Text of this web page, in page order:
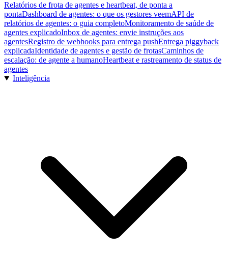
Relatórios de frota de agentes e heartbeat, de ponta a
pontaDashboard de agentes: o que os gestores veemAPI de
relatórios de agentes: o guia completoMonitoramento de saúde de
agentes explicadoInbox de agentes: envie instruções aos
agentesRegistro de webhooks para entrega pushEntrega piggyback
explicadaIdentidade de agentes e gestão de frotasCaminhos de
escalação: de agente a humanoHeartbeat e rastreamento de status de
agentes
Inteligência